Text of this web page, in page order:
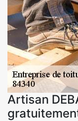
Artisan